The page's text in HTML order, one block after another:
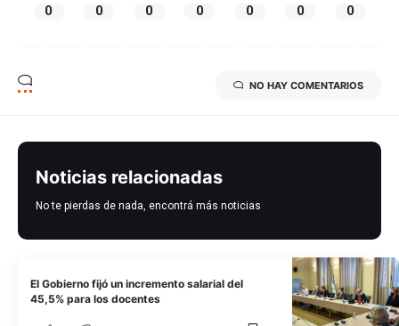
0 0 0 0 0 0 0
NO HAY COMENTARIOS
Noticias relacionadas
No te pierdas de nada, encontrá más noticias
El Gobierno fijó un incremento salarial del
45,5% para los docentes